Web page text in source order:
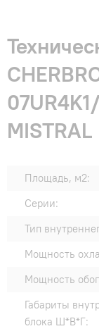
MISTRAL
Площадь, м2:
Серии:
Тип
Мощность
Мощность
Габариты
блока Ш*В*Г: